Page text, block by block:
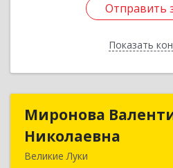
Отправить
Показать
Отправить
Назад
Миронова
Николаевна
Великие Луки